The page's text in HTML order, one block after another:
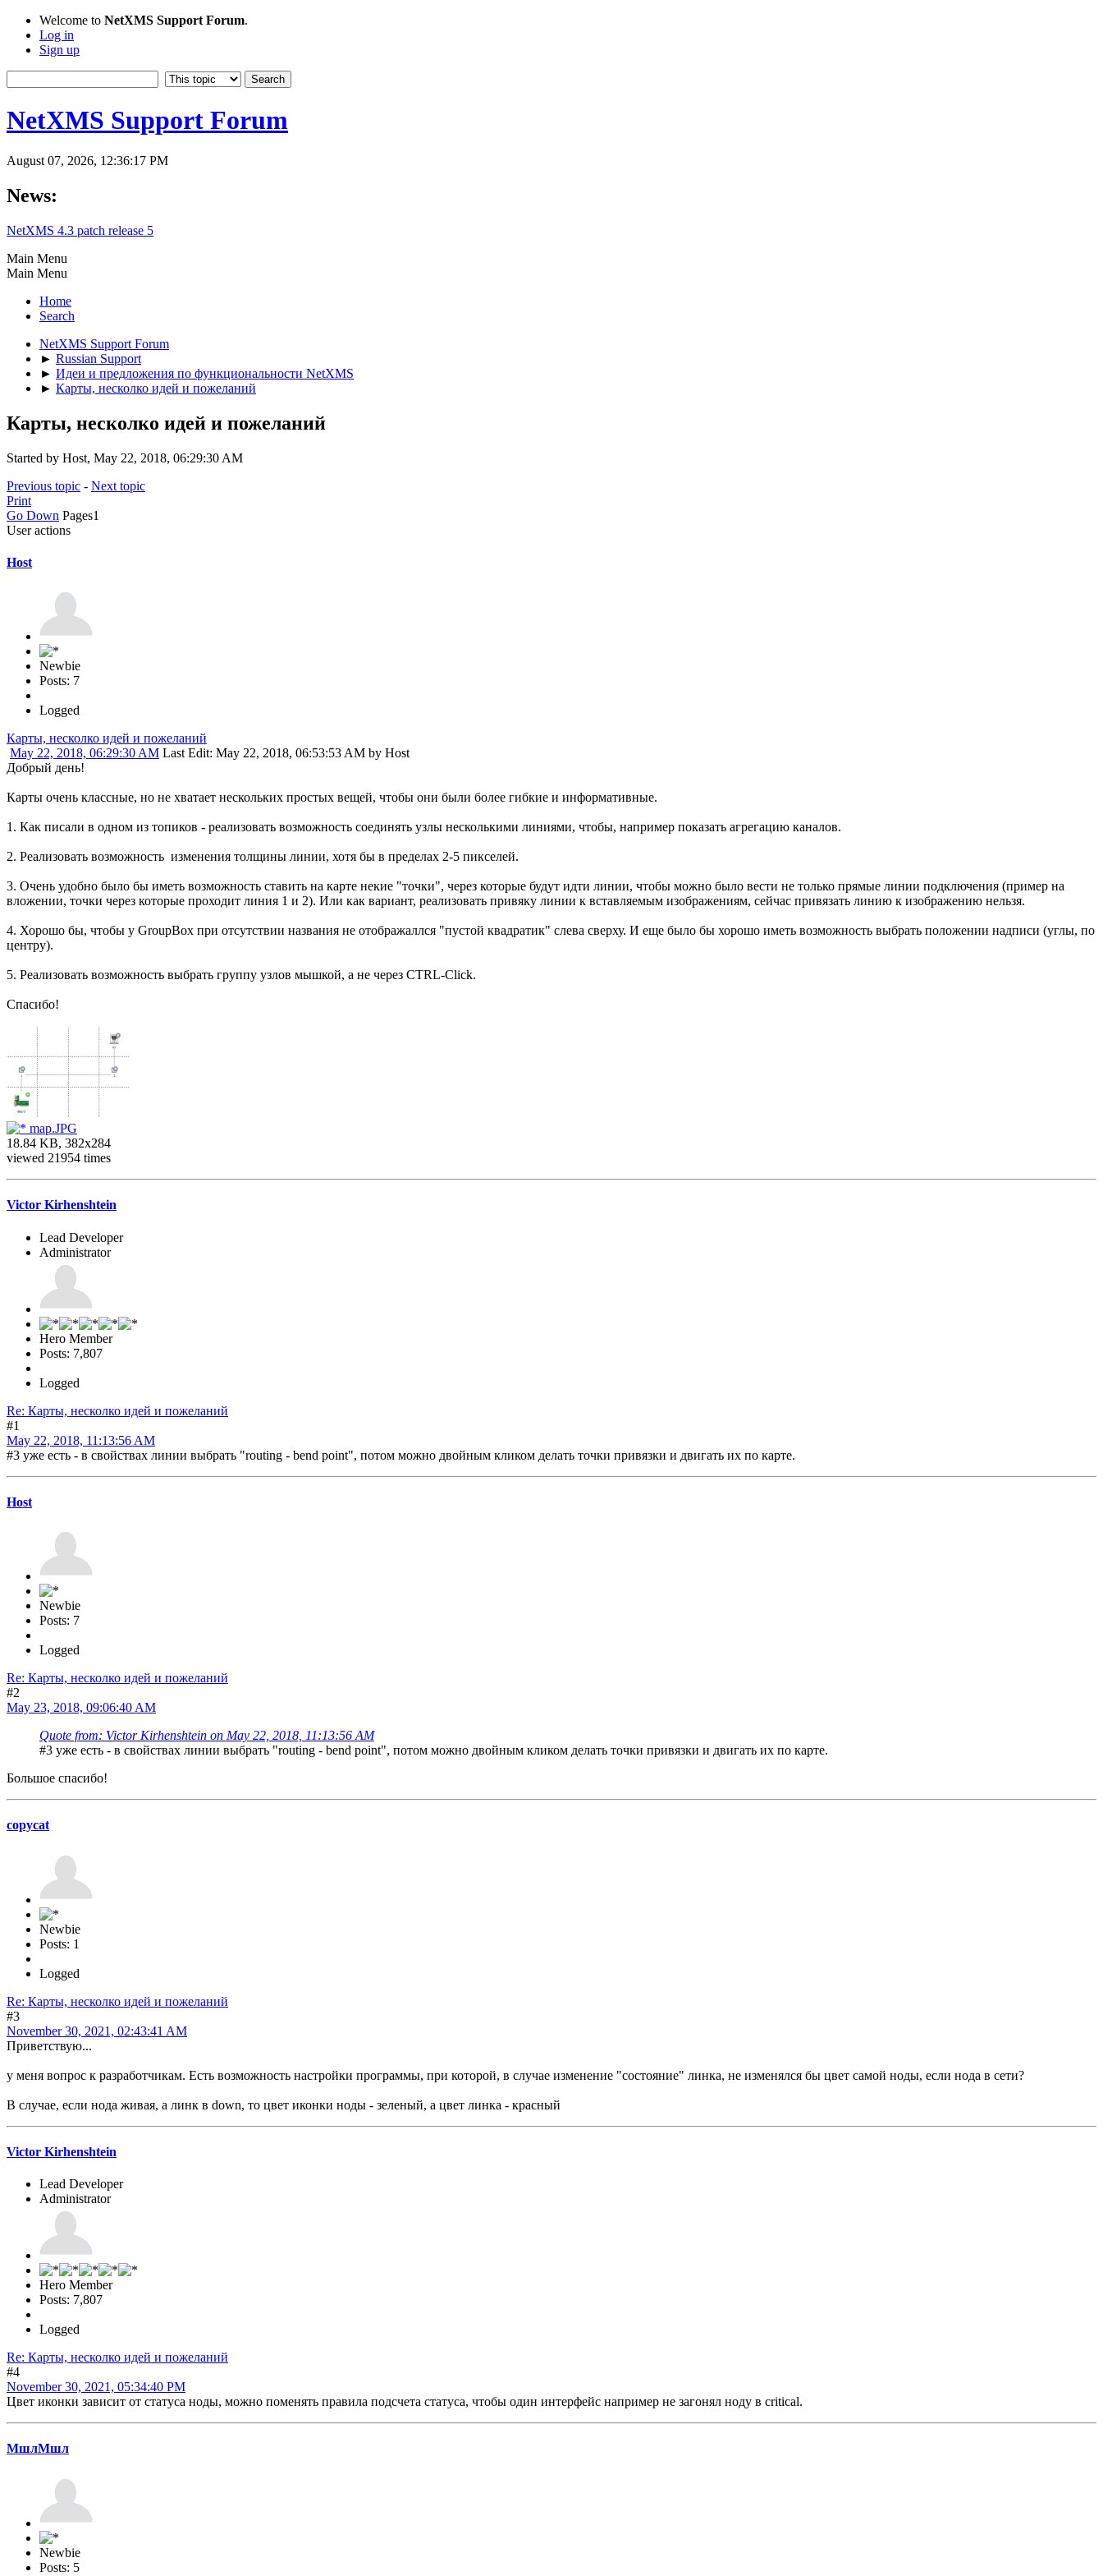
Welcome to NetXMS Support Forum.
Log in
Sign up
NetXMS Support Forum
August 07, 2026, 12:36:17 PM
News:
NetXMS 4.3 patch release 5
Main Menu
Main Menu
Home
Search
NetXMS Support Forum
► Russian Support
► Идеи и предложения по функциональности NetXMS
► Карты, несколко идей и пожеланий
Карты, несколко идей и пожеланий
Started by Host, May 22, 2018, 06:29:30 AM
Previous topic - Next topic
Print
Go Down Pages1
User actions
Host
Newbie
Posts: 7
Logged
Карты, несколко идей и пожеланий
May 22, 2018, 06:29:30 AM Last Edit: May 22, 2018, 06:53:53 AM by Host
Добрый день!
Карты очень классные, но не хватает нескольких простых вещей, чтобы они были более гибкие и информативные.
1. Как писали в одном из топиков - реализовать возможность соединять узлы несколькими линиями, чтобы, например показать агрегацию каналов.
2. Реализовать возможность изменения толщины линии, хотя бы в пределах 2-5 пикселей.
3. Очень удобно было бы иметь возможность ставить на карте некие "точки", через которые будут идти линии, чтобы можно было вести не только прямые линии подключения (пример на
вложении, точки через которые проходит линия 1 и 2). Или как вариант, реализовать привяку линии к вставляемым изображениям, сейчас привязать линию к изображению нельзя.
4. Хорошо бы, чтобы у GroupBox при отсутствии названия не отображаллся "пустой квадратик" слева сверху. И еще было бы хорошо иметь возможность выбрать положении надписи (углы, по
центру).
5. Реализовать возможность выбрать группу узлов мышкой, а не через CTRL-Click.
Спасибо!
map.JPG
18.84 KB, 382x284
viewed 21954 times
Victor Kirhenshtein
Lead Developer
Administrator
Hero Member
Posts: 7,807
Logged
Re: Карты, несколко идей и пожеланий
#1
May 22, 2018, 11:13:56 AM
#3 уже есть - в свойствах линии выбрать "routing - bend point", потом можно двойным кликом делать точки привязки и двигать их по карте.
Host
Newbie
Posts: 7
Logged
Re: Карты, несколко идей и пожеланий
#2
May 23, 2018, 09:06:40 AM
Quote from: Victor Kirhenshtein on May 22, 2018, 11:13:56 AM
#3 уже есть - в свойствах линии выбрать "routing - bend point", потом можно двойным кликом делать точки привязки и двигать их по карте.
Большое спасибо!
copycat
Newbie
Posts: 1
Logged
Re: Карты, несколко идей и пожеланий
#3
November 30, 2021, 02:43:41 AM
Приветствую...
у меня вопрос к разработчикам. Есть возможность настройки программы, при которой, в случае изменение "состояние" линка, не изменялся бы цвет самой ноды, если нода в сети?
В случае, если нода живая, а линк в down, то цвет иконки ноды - зеленый, а цвет линка - красный
Victor Kirhenshtein
Lead Developer
Administrator
Hero Member
Posts: 7,807
Logged
Re: Карты, несколко идей и пожеланий
#4
November 30, 2021, 05:34:40 PM
Цвет иконки зависит от статуса ноды, можно поменять правила подсчета статуса, чтобы один интерфейс например не загонял ноду в critical.
МшлМшл
Newbie
Posts: 5